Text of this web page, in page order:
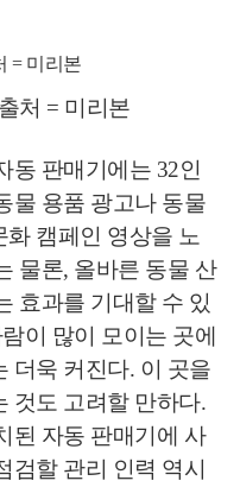
처 = 미리본
동 판매기에는 32인
물 용품 광고나 동물
캠페인 영상을 노
물론, 올바른 동물 산
효과를 기대할 수 있
이 많이 모이는 곳에
더욱 커진다. 이 곳을
것도 고려할 만하다.
된 자동 판매기에 사
검할 관리 인력 역시